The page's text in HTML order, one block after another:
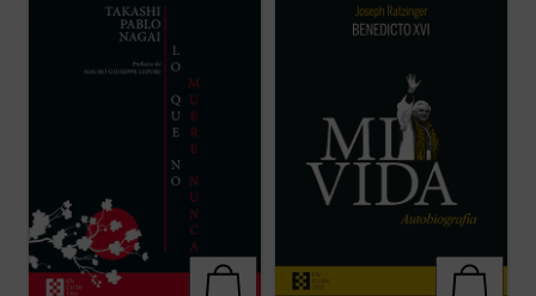
de Takashi Nagai, en la que el autor recorre
su vida, desde la infancia hasta el día de la
explosión de la bomba atómica, captando
los numerosos acontecimientos que se
repasa los problemas de la Iglesia
contemporánea, dando una visión plena de
Giuliano Vigini que reconstruye los años ...